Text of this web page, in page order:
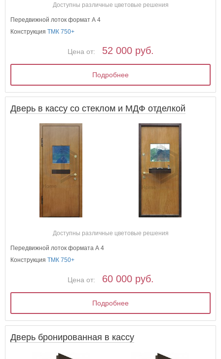
Доступны различные цветовые решения
Передвижной лоток формат А 4
КонструкцияТМК 750+
Цена от: 52 000 руб.
Подробнее
Дверь в кассу со стеклом и МДФ отделкой
Доступны различные цветовые решения
Передвижной лоток формата А 4
КонструкцияТМК 750+
Цена от: 60 000 руб.
Подробнее
Дверь бронированная в кассу